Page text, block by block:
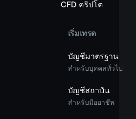
CFD คริปโต
เริ่มเทรด
บัญชีมาตรฐาน
สำหรับบุคคลทั่วไป
บัญชีสถาบัน
สำหรับมืออาชีพ